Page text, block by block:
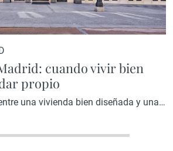
cuando vivir bien
propio
una vivienda bien diseñada y una